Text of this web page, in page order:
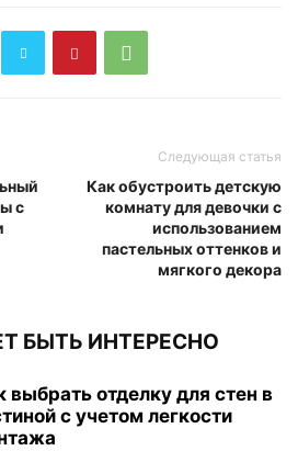
с
Следующая статья
Как обустроить детскую
комнату для девочки с
использованием
пастельных оттенков и
мягкого декора
БЫТЬ ИНТЕРЕСНО
выбрать отделку для стен в
с учетом легкости